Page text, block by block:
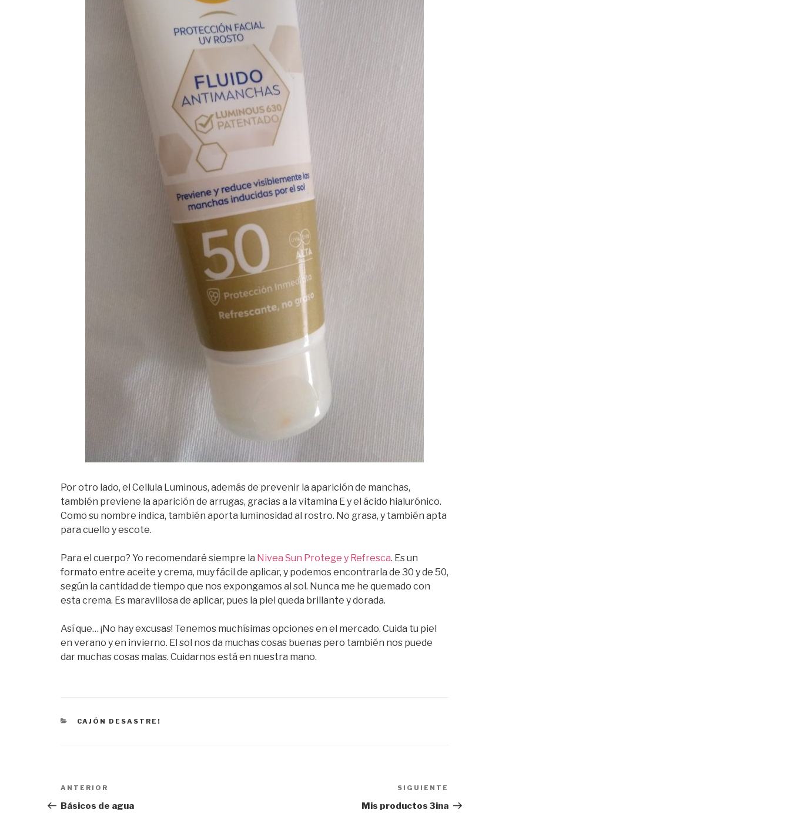
Por otro lado, el Cellula Luminous, además de prevenir la aparición de manchas,
también previene la aparición de arrugas, gracias a la vitamina E y el ácido hialurónico.
Como su nombre indica, también aporta luminosidad al rostro. No grasa, y también apta
para cuello y escote.
Para el cuerpo? Yo recomendaré siempre la Nivea Sun Protege y Refresca. Es un
formato entre aceite y crema, muy fácil de aplicar, y podemos encontrarla de 30 y de 50,
según la cantidad de tiempo que nos expongamos al sol. Nunca me he quemado con
esta crema. Es maravillosa de aplicar, pues la piel queda brillante y dorada.
Así que… ¡No hay excusas! Tenemos muchísimas opciones en el mercado. Cuida tu piel
en verano y en invierno. El sol nos da muchas cosas buenas pero también nos puede
dar muchas cosas malas. Cuidarnos está en nuestra mano.
CATEGORÍAS
CAJÓN DESASTRE!
Navegación
Entrada
anterior:
ANTERIOR
Básicos de agua
entrada
SIGUIENTE
Mis productos 3ina